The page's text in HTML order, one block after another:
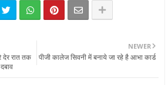
NEWER
पीजी कालेज सिवनी में बनाये जा रहे है आभा कार्ड
देर रात तक